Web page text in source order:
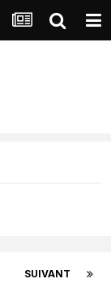
SUIVANT